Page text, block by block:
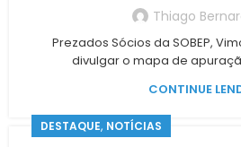
Thiago
Prezados Sócios da SOBEP,
divulgar o mapa de
CONTINUE
DESTAQUE, NOTÍCIAS